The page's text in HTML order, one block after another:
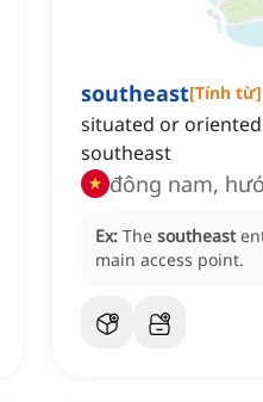
southeast[Tính từ]
situated or
southeast
đông nam,
Ex: The southeast
main access point.